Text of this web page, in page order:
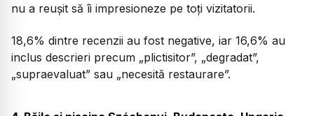
nu a reușit să îi impresioneze pe toți vizitatorii.
18,6% dintre recenzii au fost negative, iar 16,6% au
inclus descrieri precum „plictisitor”, „degradat”,
„supraevaluat” sau „necesită restaurare”.